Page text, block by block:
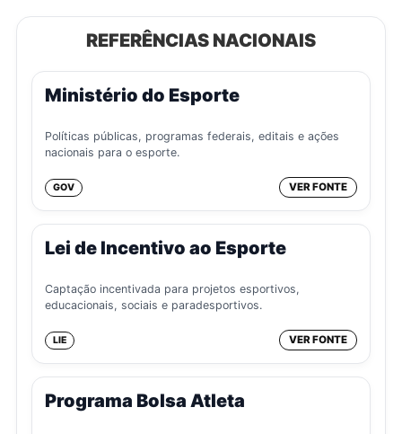
REFERÊNCIAS NACIONAIS
Ministério do Esporte
Políticas públicas, programas federais, editais e ações
nacionais para o esporte.
GOV VER FONTE
Lei de Incentivo ao Esporte
Captação incentivada para projetos esportivos,
educacionais, sociais e paradesportivos.
LIE VER FONTE
Programa Bolsa Atleta